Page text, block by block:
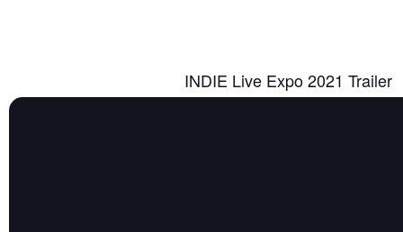
INDIE Live Expo 2021 Trailer